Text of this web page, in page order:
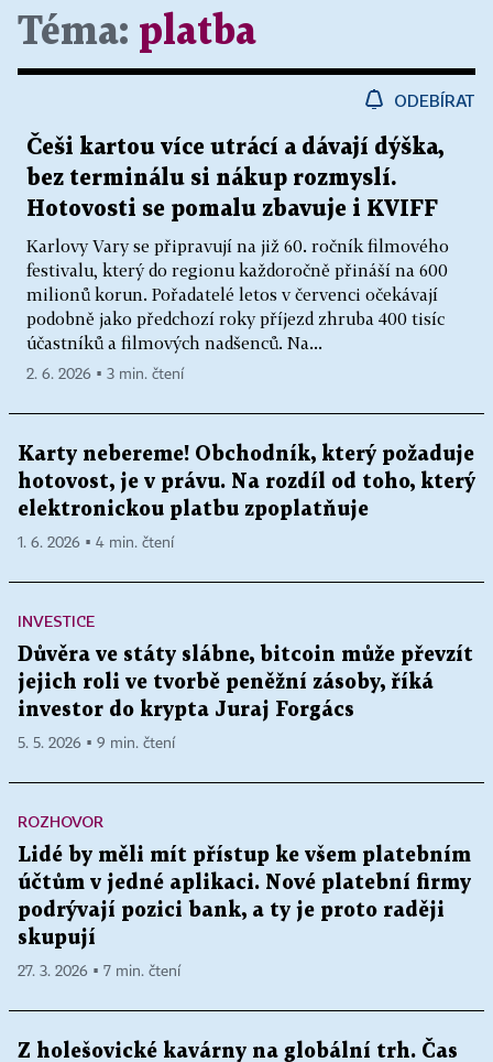
Téma: platba
ODEBÍRAT
Češi kartou více utrácí a dávají dýška,
bez terminálu si nákup rozmyslí.
Hotovosti se pomalu zbavuje i KVIFF
Karlovy Vary se připravují na již 60. ročník filmového
festivalu, který do regionu každoročně přináší na 600
milionů korun. Pořadatelé letos v červenci očekávají
podobně jako předchozí roky příjezd zhruba 400 tisíc
účastníků a filmových nadšenců. Na...
2. 6. 2026 ▪ 3 min. čtení
Karty nebereme! Obchodník, který požaduje
hotovost, je v právu. Na rozdíl od toho, který
elektronickou platbu zpoplatňuje
1. 6. 2026 ▪ 4 min. čtení
INVESTICE
Důvěra ve státy slábne, bitcoin může převzít
jejich roli ve tvorbě peněžní zásoby, říká
investor do krypta Juraj Forgács
5. 5. 2026 ▪ 9 min. čtení
ROZHOVOR
Lidé by měli mít přístup ke všem platebním
účtům v jedné aplikaci. Nové platební firmy
podrývají pozici bank, a ty je proto raději
skupují
27. 3. 2026 ▪ 7 min. čtení
Z holešovické kavárny na globální trh. Čas